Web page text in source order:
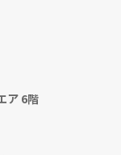
ア 6階